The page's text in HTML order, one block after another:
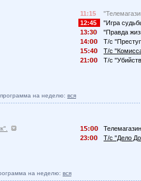
11:15
12:45
"Игра
13:3
"Правда
14:
Т/с
1
:4
Т/с
21:
Т/с
программа на неделю: вся
1 :
23:
Т/с "Дело
на неделю: вся